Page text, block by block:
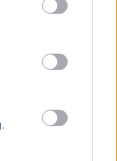
zenész
Őrültség
Lázár
a kormány